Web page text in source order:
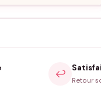
↩️
Retour